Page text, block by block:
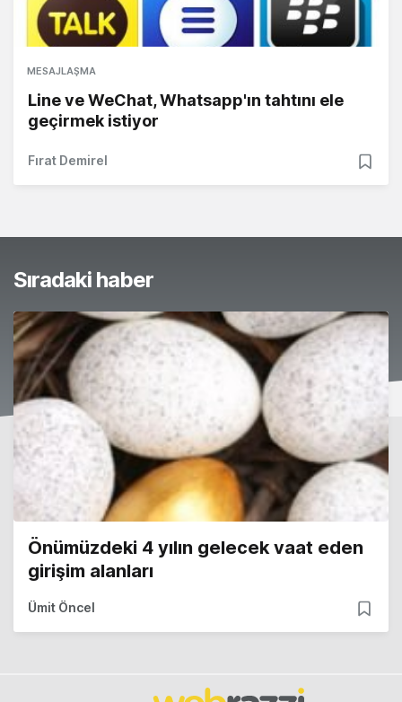
MESAJLAŞMA
Line ve WeChat, Whatsapp'ın tahtını ele
geçirmek istiyor
Fırat Demirel
Sıradaki haber
Önümüzdeki 4 yılın gelecek vaat eden
girişim alanları
Ümit Öncel